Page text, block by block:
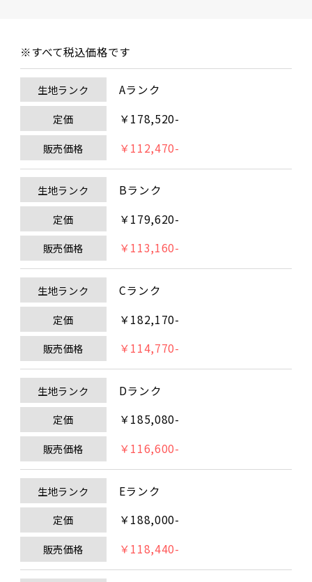
※すべて税込価格です
生地ランク Aランク
定価 ￥178,520-
販売価格 ￥112,470-
生地ランク Bランク
定価 ￥179,620-
販売価格 ￥113,160-
生地ランク Cランク
定価 ￥182,170-
販売価格 ￥114,770-
生地ランク Dランク
定価 ￥185,080-
販売価格 ￥116,600-
生地ランク Eランク
定価 ￥188,000-
販売価格 ￥118,440-